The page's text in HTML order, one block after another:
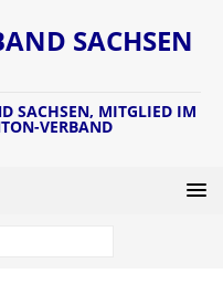
SACHSEN
SACHSEN, MITGLIED IM
VERBAND